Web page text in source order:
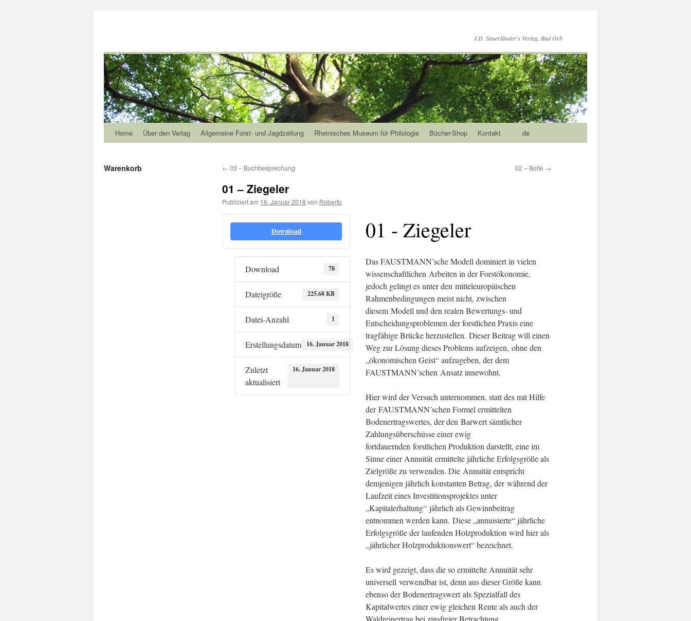
J.D. Sauerländer's Verlag, Bad Orb
Home Über den Verlag Allgemeine Forst- und Jagdzeitung Rheinisches Museum für Philologie Bücher-Shop Kontakt de
← 03 – Buchbesprechung 02 – Bolte →
01 – Ziegeler
Publiziert am 16. Januar 2018 von Roberto
Download
Download 78
Dateigröße 225.68 KB
Datei-Anzahl 1
Erstellungsdatum 16. Januar 2018
Zuletzt
aktualisiert
16. Januar 2018
01 - Ziegeler
Das FAUSTMANN’sche Modell dominiert in vielen
wissenschaftlichen Arbeiten in der Forstökonomie,
jedoch gelingt es unter den mitteleuropäischen
Rahmenbedingungen meist nicht, zwischen
diesem Modell und den realen Bewertungs- und
Entscheidungsproblemen der forstlichen Praxis eine
tragfähige Brücke herzustellen. Dieser Beitrag will einen
Weg zur Lösung dieses Problems aufzeigen, ohne den
„ökonomischen Geist“ aufzugeben, der dem
FAUSTMANN’schen Ansatz innewohnt.
Hier wird der Versuch unternommen, statt des mit Hilfe
der FAUSTMANN’schen Formel ermittelten
Bodenertragswertes, der den Barwert sämtlicher
Zahlungsüberschüsse einer ewig
fortdauernden forstlichen Produktion darstellt, eine im
Sinne einer Annuität ermittelte jährliche Erfolgsgröße als
Zielgröße zu verwenden. Die Annuität entspricht
demjenigen jährlich konstanten Betrag, der während der
Laufzeit eines Investitionsprojektes unter
„Kapitalerhaltung“ jährlich als Gewinnbeitrag
entnommen werden kann. Diese „annuisierte“ jährliche
Erfolgsgröße der laufenden Holzproduktion wird hier als
„jährlicher Holzproduktionswert“ bezeichnet.
Es wird gezeigt, dass die so ermittelte Annuität sehr
universell verwendbar ist, denn aus dieser Größe kann
ebenso der Bodenertragswert als Spezialfall des
Kapitalwertes einer ewig gleichen Rente als auch der
Waldreinertrag bei zinsfreier Betrachtung
Warenkorb